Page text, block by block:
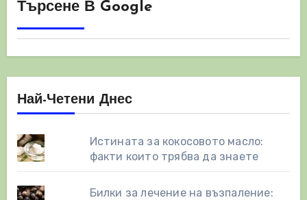
Търсене В Google
Най-Четени Днес
Истината за кокосовото масло:
факти които трябва да знаете
Билки за лечение на възпаление: